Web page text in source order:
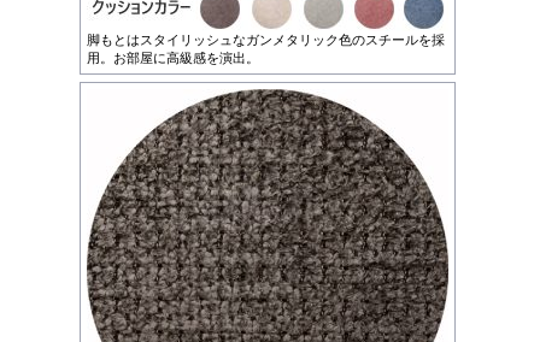
脚もとはスタイリッシュなガンメタリック色のスチールを採
用。お部屋に高級感を演出。